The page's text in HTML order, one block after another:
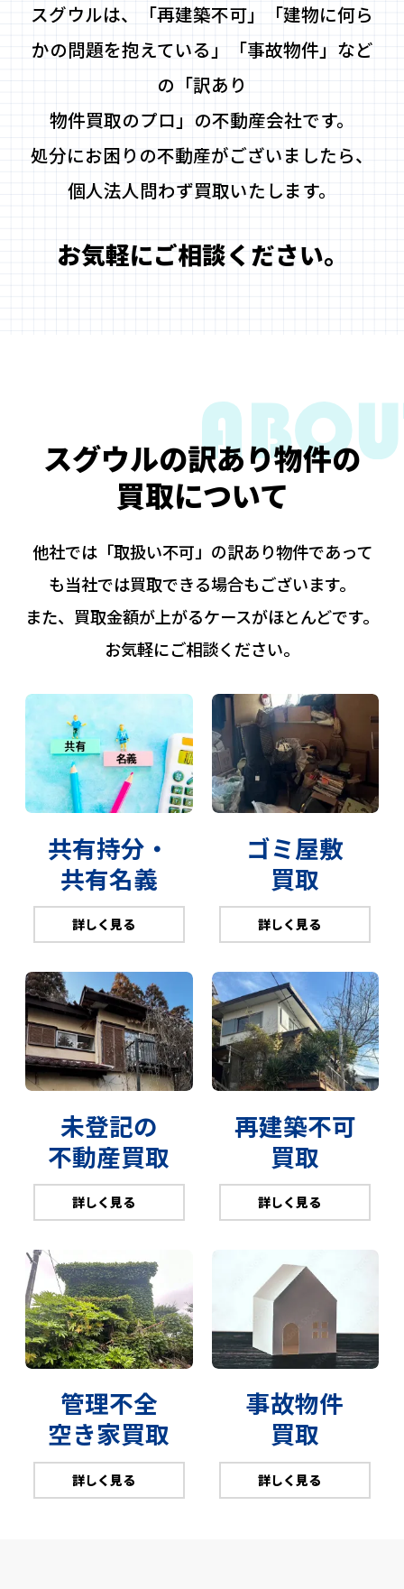
スグウルは、「再建築不可」「建物に何ら
かの問題を抱えている」「事故物件」など
の「訳あり
物件買取のプロ」の不動産会社です。
処分にお困りの不動産がございましたら、
個人法人問わず買取いたします。
お気軽にご相談ください。
スグウルの訳あり物件の
買取について
他社では「取扱い不可」の訳あり物件であって
も当社では買取できる場合もございます。
また、買取金額が上がるケースがほとんどです。
お気軽にご相談ください。
共有持分・
共有名義
詳しく見る
ゴミ屋敷
買取
詳しく見る
未登記の
不動産買取
詳しく見る
再建築不可
買取
詳しく見る
管理不全
空き家買取
詳しく見る
事故物件
買取
詳しく見る